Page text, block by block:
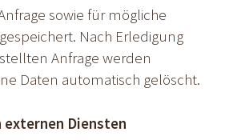
sowie für mögliche
Nach Erledigung
Anfrage werden
Daten automatisch gelöscht.
externen Diensten